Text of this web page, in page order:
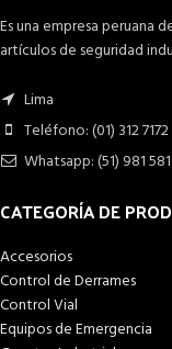
Es una empresa peruana
artículos de seguridad
Lima
Teléfono: (01) 312 7172
Whatsapp: (51) 981
CATEGORÍA DE
Accesorios
Control de Derrames
Control Vial
Equipos de Emergencia